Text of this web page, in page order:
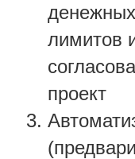
лимитов
проект